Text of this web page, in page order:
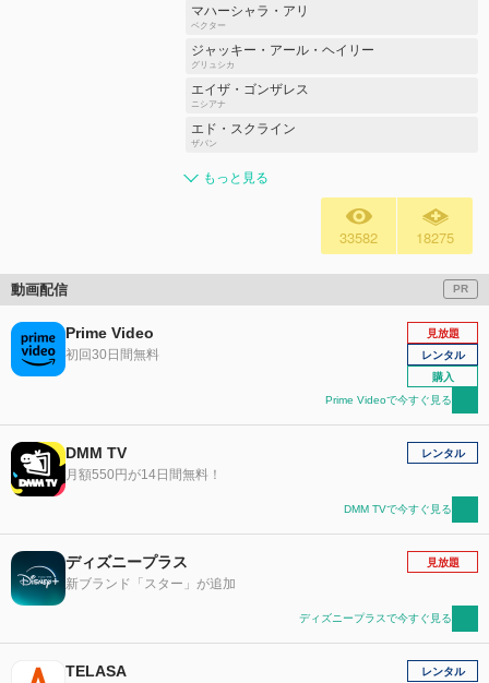
マハーシャラ・アリ
ベクター
ジャッキー・アール・ヘイリー
グリュシカ
エイザ・ゴンザレス
ニシアナ
エド・スクライン
ザパン
もっと見る
33582 18275
動画配信 PR
Prime Video
初回30日間無料
見放題
レンタル
購入
Prime Videoで今すぐ見る
DMM TV
月額550円が14日間無料！
レンタル
DMM TVで今すぐ見る
ディズニープラス
新ブランド「スター」が追加
見放題
ディズニープラスで今すぐ見る
TELASA レンタル